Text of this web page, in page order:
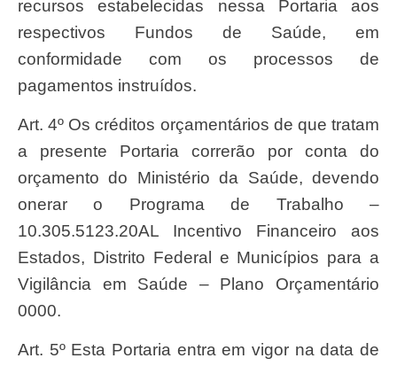
recursos estabelecidas nessa Portaria aos
respectivos Fundos de Saúde, em
conformidade com os processos de
pagamentos instruídos.
Art. 4º Os créditos orçamentários de que tratam
a presente Portaria correrão por conta do
orçamento do Ministério da Saúde, devendo
onerar o Programa de Trabalho –
10.305.5123.20AL Incentivo Financeiro aos
Estados, Distrito Federal e Municípios para a
Vigilância em Saúde – Plano Orçamentário
0000.
Art. 5º Esta Portaria entra em vigor na data de